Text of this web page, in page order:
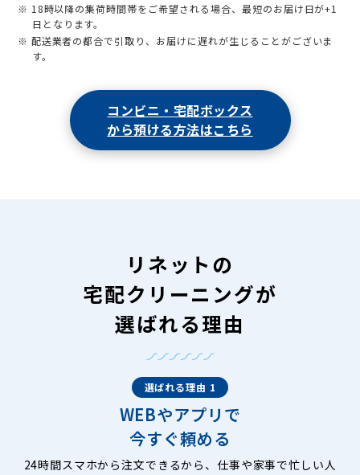
※ 18時以降の集荷時間帯をご希望される場合、最短のお届け日が+1
日となります。
※ 配送業者の都合で引取り、お届けに遅れが生じることがございま
す。
コンビニ・宅配ボックス
から預ける方法はこちら
リネットの
宅配クリーニングが
選ばれる理由
選ばれる理由 1
WEBやアプリで
今すぐ頼める
24時間スマホから注文できるから、仕事や家事で忙しい人